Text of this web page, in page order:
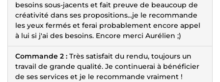
besoins sous-jacents et fait preuve de beaucoup de
créativité dans ses propositions...je le recommande
les yeux fermés et ferai probablement encore appel
à lui si j'ai des besoins. Encore merci Aurélien ;)
Commande 2 : Très satisfait du rendu, toujours un
travail de grande qualité. Je continuerai à bénéficier
de ses services et je le recommande vraiment !